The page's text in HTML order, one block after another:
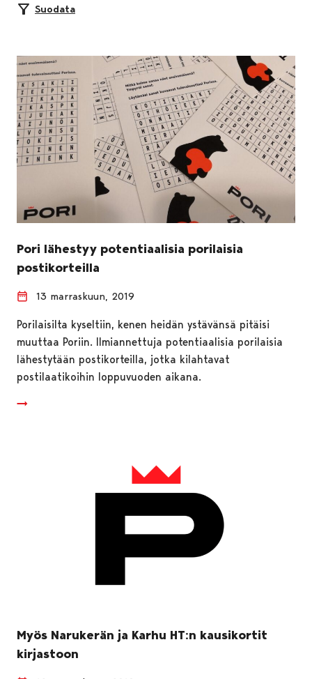
Suodata
Pori lähestyy potentiaalisia porilaisia
postikorteilla
13 marraskuun, 2019
Porilaisilta kyseltiin, kenen heidän ystävänsä pitäisi
muuttaa Poriin. Ilmiannettuja potentiaalisia porilaisia
lähestytään postikorteilla, jotka kilahtavat
postilaatikoihin loppuvuoden aikana.
Myös Narukerän ja Karhu HT:n kausikortit
kirjastoon